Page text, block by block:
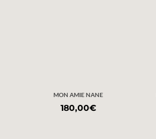
MON AMIE NANE
180,00€